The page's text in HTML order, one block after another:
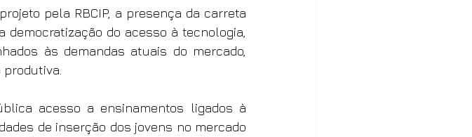
pela RBCIP, a presença da carreta
do acesso à tecnologia,
às demandas atuais do mercado,
acesso a ensinamentos ligados à
de inserção dos jovens no mercado